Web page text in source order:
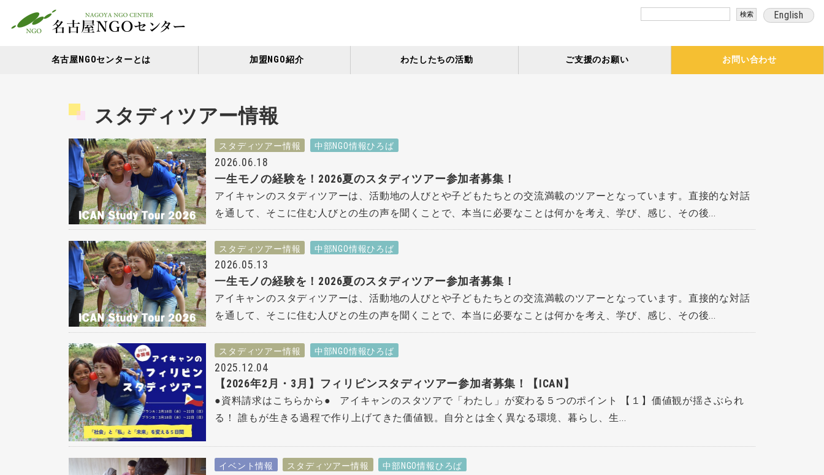
English
名古屋NGOセンターとは 加盟NGO紹介 わたしたちの活動 ご支援のお願い お問い合わせ
スタディツアー情報
スタディツアー情報 中部NGO情報ひろば
2026.06.18
一生モノの経験を！2026夏のスタディツアー参加者募集！
アイキャンのスタディツアーは、活動地の人びとや子どもたちとの交流満載のツアーとなっています。直接的な対話
を通して、そこに住む人びとの生の声を聞くことで、本当に必要なことは何かを考え、学び、感じ、その後...
スタディツアー情報 中部NGO情報ひろば
2026.05.13
一生モノの経験を！2026夏のスタディツアー参加者募集！
アイキャンのスタディツアーは、活動地の人びとや子どもたちとの交流満載のツアーとなっています。直接的な対話
を通して、そこに住む人びとの生の声を聞くことで、本当に必要なことは何かを考え、学び、感じ、その後...
スタディツアー情報 中部NGO情報ひろば
2025.12.04
【2026年2月・3月】フィリピンスタディツアー参加者募集！【ICAN】
●資料請求はこちらから● アイキャンのスタツアで「わたし」が変わる５つのポイント 【１】価値観が揺さぶられ
る！ 誰もが生きる過程で作り上げてきた価値観。自分とは全く異なる環境、暮らし、生...
イベント情報 スタディツアー情報 中部NGO情報ひろば